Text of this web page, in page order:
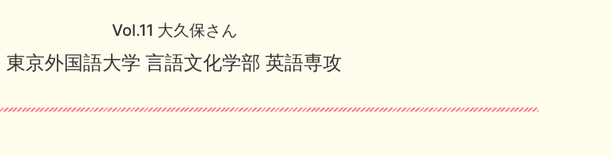
Vol.11 大久保さん
東京外国語大学 言語文化学部 英語専攻